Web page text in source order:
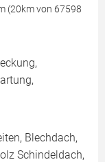
(20km von 67598
Blechdach,
Schindeldach,